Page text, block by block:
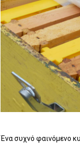
Ένα συχνό φαινόμενο